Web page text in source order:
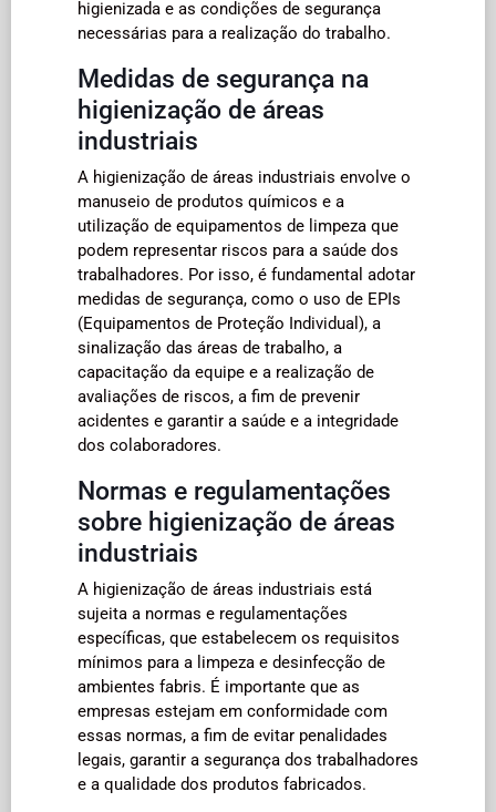
higienizada e as condições de segurança
necessárias para a realização do trabalho.
Medidas de segurança na
higienização de áreas
industriais
A higienização de áreas industriais envolve o
manuseio de produtos químicos e a
utilização de equipamentos de limpeza que
podem representar riscos para a saúde dos
trabalhadores. Por isso, é fundamental adotar
medidas de segurança, como o uso de EPIs
(Equipamentos de Proteção Individual), a
sinalização das áreas de trabalho, a
capacitação da equipe e a realização de
avaliações de riscos, a fim de prevenir
acidentes e garantir a saúde e a integridade
dos colaboradores.
Normas e regulamentações
sobre higienização de áreas
industriais
A higienização de áreas industriais está
sujeita a normas e regulamentações
específicas, que estabelecem os requisitos
mínimos para a limpeza e desinfecção de
ambientes fabris. É importante que as
empresas estejam em conformidade com
essas normas, a fim de evitar penalidades
legais, garantir a segurança dos trabalhadores
e a qualidade dos produtos fabricados.